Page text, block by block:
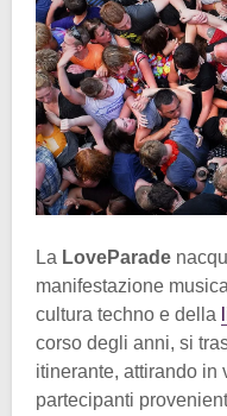
La LoveParade
manifestazione
cultura techno e della
corso degli anni, si
itinerante, attirando in
partecipanti